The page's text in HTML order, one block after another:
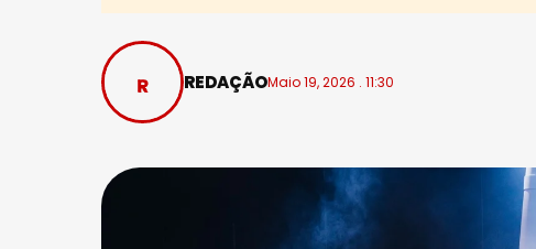
REDAÇÃOMaio 19, 2026 . 11:30